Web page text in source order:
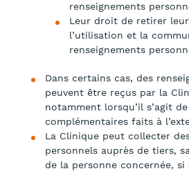
renseignements
Leur droit de retirer
l’utilisation et la
renseignements
Dans certains cas, des
peuvent être reçus par la
notamment lorsqu’il s’agit
complémentaires faits à
La Clinique peut collecter
personnels auprès de tiers,
de la personne concernée, si